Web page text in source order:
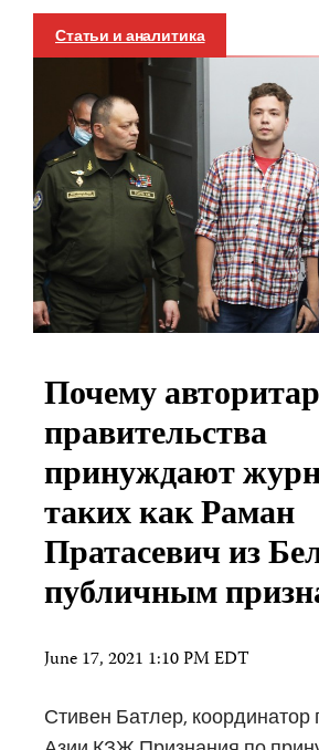
Статьи и аналитика
Почему
правительства
принуждают
таких как Раман
Пратасевич из
публичным
June 17, 2021 1:10 PM EDT
Стивен Батлер,